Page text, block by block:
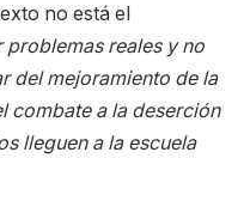
no está el
problemas reales y no
del mejoramiento de la
combate a la deserción
lleguen a la escuela